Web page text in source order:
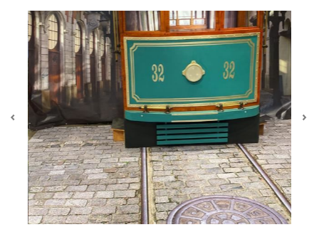
Previous